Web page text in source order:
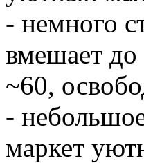
- немного
вмешает до
~60,
-
маркет